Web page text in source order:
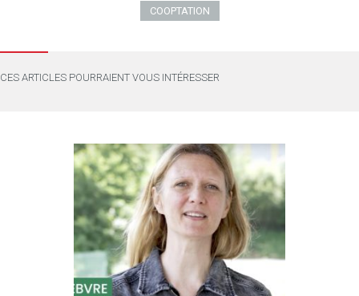
COOPTATION
CES ARTICLES POURRAIENT VOUS INTÉRESSER